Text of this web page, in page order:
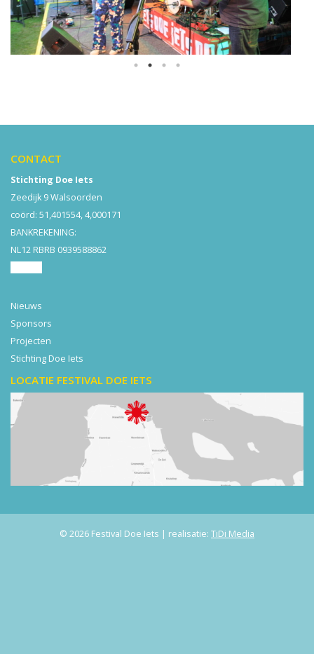
CONTACT
Stichting Doe Iets
Zeedijk 9 Walsoorden
coörd: 51,401554, 4,000171
BANKREKENING:
NL12 RBRB 0939588862
Nieuws
Sponsors
Projecten
Stichting Doe Iets
LOCATIE FESTIVAL DOE IETS
© 2026 Festival Doe Iets | realisatie: TiDi Media